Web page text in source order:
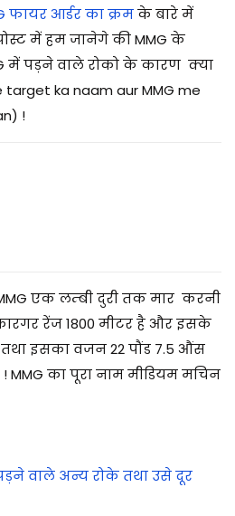
फायर आर्डर का क्रमके बारे में
में हम जानेगे की MMG के
में पड़ने वाले रोको के कारण क्या
target ka naam aur MMG me
!
एक लम्बी दुरी तक मार करनी
रेंज 1800 मीटर है और इसके
इसका वजन 22 पौंड 7.5 औंस
! MMG का पूरा नाम मीडियम मचिन
पड़ने वाले अन्य रोके तथा उसे दूर